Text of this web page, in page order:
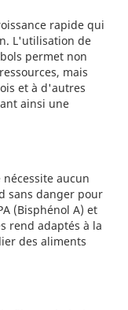
rapide qui
L'utilisation de
permet non
mais
et à d'autres
ainsi une
aucun
sans danger pour
(Bisphénol A) et
rend adaptés à la
des aliments